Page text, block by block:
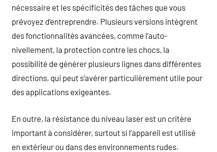
nécessaire et les spécificités des tâches que vous
prévoyez d’entreprendre. Plusieurs versions intègrent
des fonctionnalités avancées, comme l’auto-
nivellement, la protection contre les chocs, la
possibilité de générer plusieurs lignes dans différentes
directions, qui peut s’avérer particulièrement utile pour
des applications exigeantes.
En outre, la résistance du niveau laser est un critère
important à considérer, surtout si l’appareil est utilisé
en extérieur ou dans des environnements rudes.